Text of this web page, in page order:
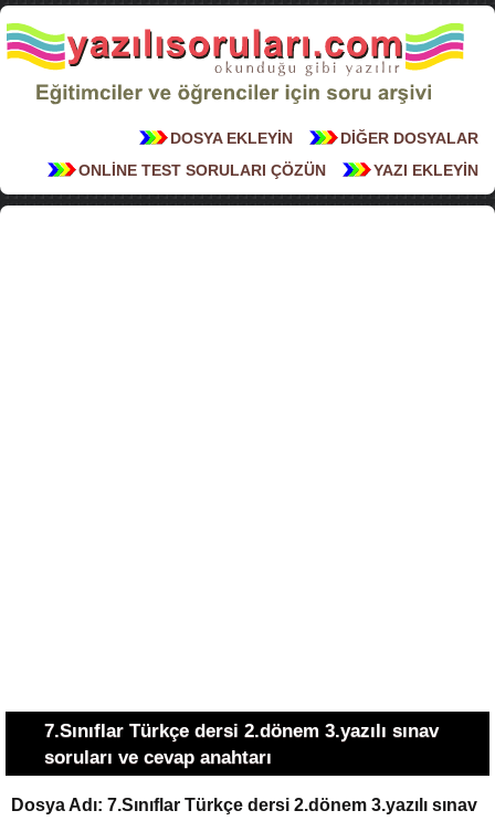
DİĞER DOSYALAR
DOSYA EKLEYİN
YAZI EKLEYİN
ONLİNE TEST SORULARI ÇÖZÜN
7.Sınıflar Türkçe dersi 2.dönem 3.yazılı sınav
soruları ve cevap anahtarı
Dosya Adı: 7.Sınıflar Türkçe dersi 2.dönem 3.yazılı sınav